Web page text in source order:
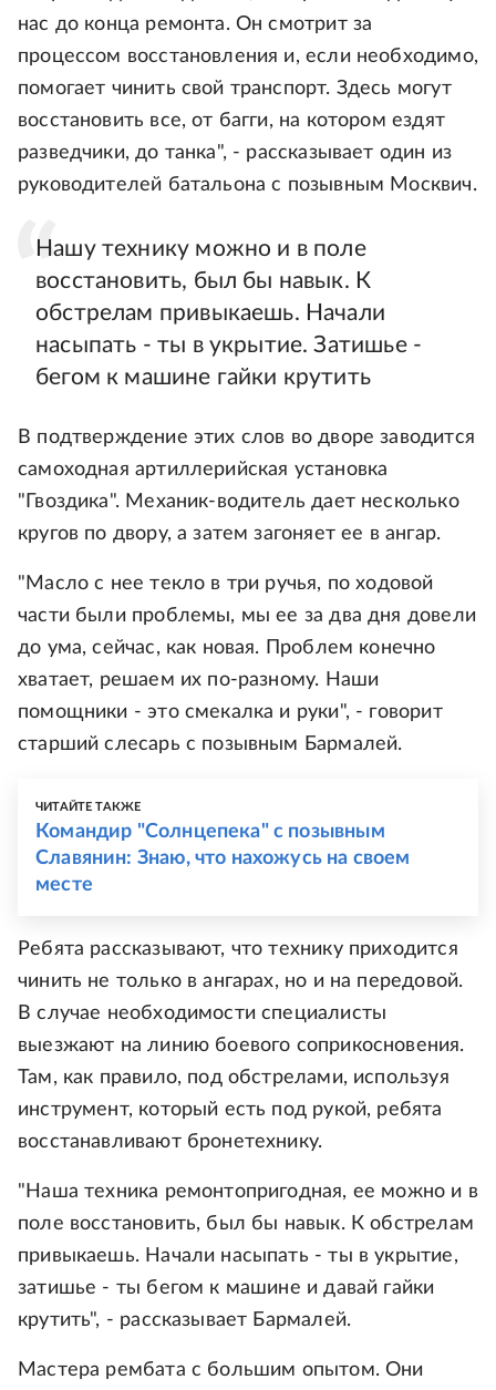
нас до конца ремонта. Он смотрит за
процессом восстановления и, если необходимо,
помогает чинить свой транспорт. Здесь могут
восстановить все, от багги, на котором ездят
разведчики, до танка", - рассказывает один из
руководителей батальона с позывным Москвич.
Нашу технику можно и в поле
восстановить, был бы навык. К
обстрелам привыкаешь. Начали
насыпать - ты в укрытие. Затишье -
бегом к машине гайки крутить
В подтверждение этих слов во дворе заводится
самоходная артиллерийская установка
"Гвоздика". Механик-водитель дает несколько
кругов по двору, а затем загоняет ее в ангар.
"Масло с нее текло в три ручья, по ходовой
части были проблемы, мы ее за два дня довели
до ума, сейчас, как новая. Проблем конечно
хватает, решаем их по-разному. Наши
помощники - это смекалка и руки", - говорит
старший слесарь с позывным Бармалей.
ЧИТАЙТЕ ТАКЖЕ
Командир "Солнцепека" с позывным
Славянин: Знаю, что нахожусь на своем
месте
Ребята рассказывают, что технику приходится
чинить не только в ангарах, но и на передовой.
В случае необходимости специалисты
выезжают на линию боевого соприкосновения.
Там, как правило, под обстрелами, используя
инструмент, который есть под рукой, ребята
восстанавливают бронетехнику.
"Наша техника ремонтопригодная, ее можно и в
поле восстановить, был бы навык. К обстрелам
привыкаешь. Начали насыпать - ты в укрытие,
затишье - ты бегом к машине и давай гайки
крутить", - рассказывает Бармалей.
Мастера рембата с большим опытом. Они